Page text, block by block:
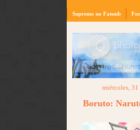
Supremo no Fansub
miércoles, 31
Boruto: